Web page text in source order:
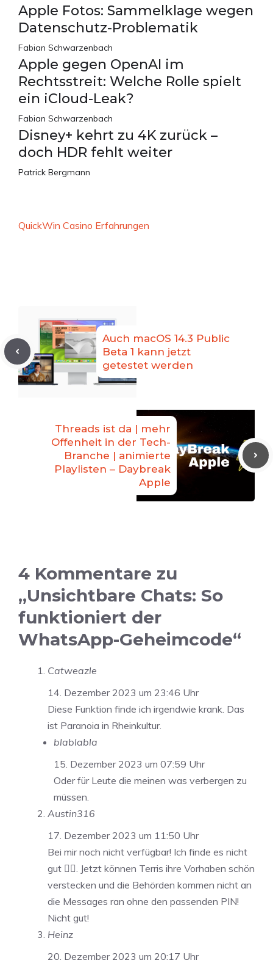
Apple Fotos: Sammelklage wegen
Datenschutz-Problematik
Fabian Schwarzenbach
Apple gegen OpenAI im
Rechtsstreit: Welche Rolle spielt
ein iCloud-Leak?
Fabian Schwarzenbach
Disney+ kehrt zu 4K zurück –
doch HDR fehlt weiter
Patrick Bergmann
QuickWin Casino Erfahrungen
Auch macOS 14.3 Public
Beta 1 kann jetzt
getestet werden
Threads ist da | mehr
Offenheit in der Tech-
Branche | animierte
Playlisten – Daybreak
Apple
4 Kommentare zu
„Unsichtbare Chats: So
funktioniert der
WhatsApp-Geheimcode“
Catweazle
14. Dezember 2023 um 23:46 Uhr
Diese Funktion finde ich irgendwie krank. Das
ist Paranoia in Rheinkultur.
blablabla
15. Dezember 2023 um 07:59 Uhr
Oder für Leute die meinen was verbergen zu
müssen.
Austin316
17. Dezember 2023 um 11:50 Uhr
Bei mir noch nicht verfügbar! Ich finde es nicht
gut 👎🏼. Jetzt können Terris ihre Vorhaben schön
verstecken und die Behörden kommen nicht an
die Messages ran ohne den passenden PIN!
Nicht gut!
Heinz
20. Dezember 2023 um 20:17 Uhr